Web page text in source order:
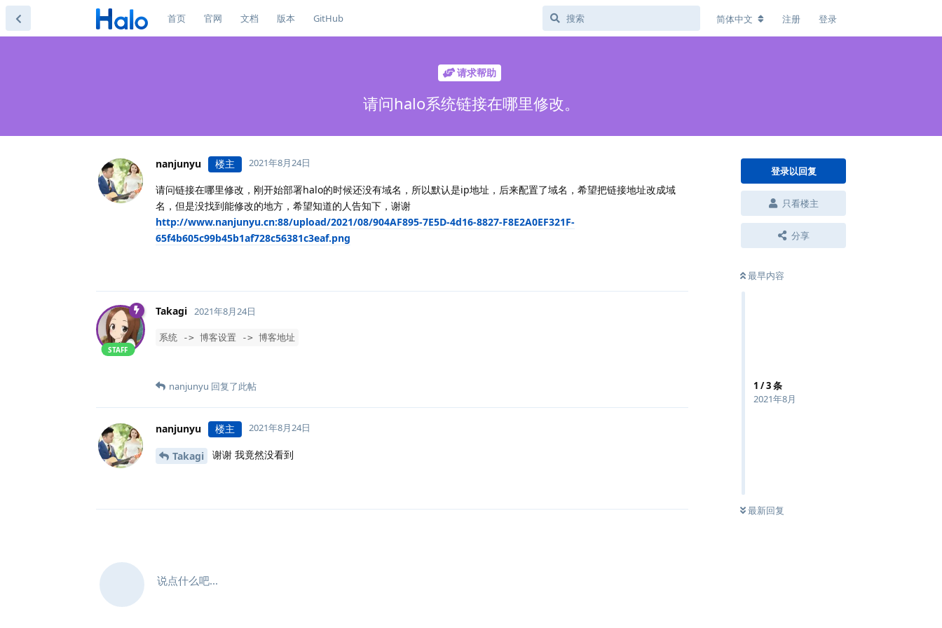
首页 官网 文档 版本 GitHub 简体中文 注册 登录
请求帮助
请问halo系统链接在哪里修改。
登录以回复
只看楼主
分享
最早内容
1 /3条
2021年8月
最新回复
nanjunyu 楼主 2021年8月24日
请问链接在哪里修改，刚开始部署halo的时候还没有域名，所以默认是ip地址，后来配置了域名，希望把链接地址改成域
名，但是没找到能修改的地方，希望知道的人告知下，谢谢
http://www.nanjunyu.cn:88/upload/2021/08/904AF895-7E5D-4d16-8827-F8E2A0EF321F-
65f4b605c99b45b1af728c56381c3eaf.png
Takagi
STAFF
2021年8月24日
系统 -> 博客设置 -> 博客地址
nanjunyu 回复了此帖
nanjunyu 楼主 2021年8月24日
Takagi 谢谢 我竟然没看到
说点什么吧...